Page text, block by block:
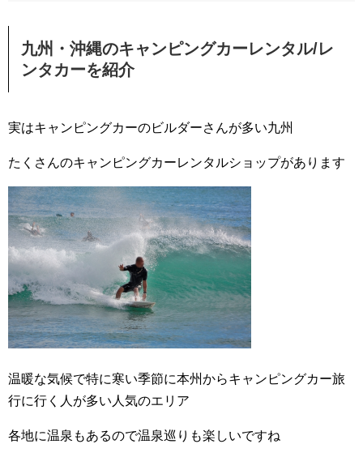
九州・沖縄のキャンピングカーレンタル/レ
ンタカーを紹介
実はキャンピングカーのビルダーさんが多い九州
たくさんのキャンピングカーレンタルショップがあります
温暖な気候で特に寒い季節に本州からキャンピングカー旅
行に行く人が多い人気のエリア
各地に温泉もあるので温泉巡りも楽しいですね